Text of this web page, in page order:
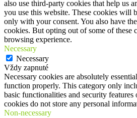
also use third-party cookies that help us
you use this website. These cookies will
only with your consent. You also have
cookies. But opting out of some of these
browsing experience.
Necessary
Necessary
Vždy zapnuté
Necessary cookies are absolutely
function properly. This category only
basic functionalities and security features
cookies do not store any personal
Non-necessary